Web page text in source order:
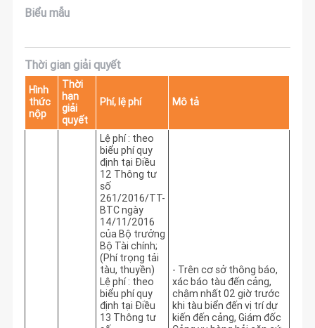
Biểu mẫu
Thời gian giải quyết
Hình
thức
nộp
Thời
hạn
giải
quyết
Phí, lệ phí Mô tả
Lệ phí : theo
biểu phí quy
định tại Điều
12 Thông tư
số
261/2016/TT-
BTC ngày
14/11/2016
của Bộ trưởng
Bộ Tài chính;
(Phí trọng tải
tàu, thuyền)
Lệ phí : theo
biểu phí quy
định tại Điều
13 Thông tư
- Trên cơ sở thông báo,
xác báo tàu đến cảng,
chậm nhất 02 giờ trước
khi tàu biển đến vị trí dự
kiến đến cảng, Giám đốc